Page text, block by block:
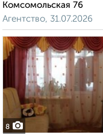
Комсомольская 76
Агентство, 31.07.2026
8